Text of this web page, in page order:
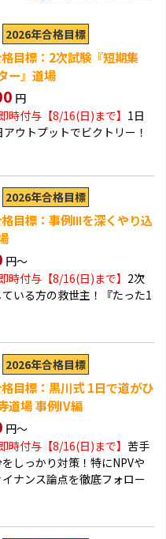
2026年合格目標
目標：2次試験『短期集
ー』道場
円
時付与【8/16(日)まで】 1日
ウトプットでビクトリー！
2026年合格目標
目標：事例Ⅲを深くやり込
円～
時付与【8/16(日)まで】 2次
いる方の救世主！『たった1
2026年合格目標
目標：黒川式 1日で道がひ
道場 事例IV編
円～
時付与【8/16(日)まで】 苦手
しっかり対策！特にNPVや
ナンス論点を徹底フォロー